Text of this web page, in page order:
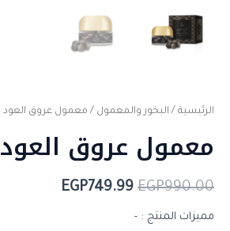
الرئيسية / البخور والمعمول / معمول عروق العود 60 جرام
معمول عروق العود 60 جرام
EGP990.00
EGP749.99
مميزات المنتج : –